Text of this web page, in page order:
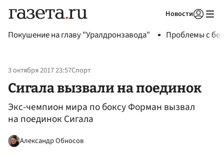
Новости
Покушение на главу "Уралдронзавода" Проблемы с
3 октября 2017 23:57Спорт
Сигала вызвали на поединок
Экс-чемпион мира по боксу Форман вызвал
на поединок Сигала
Александр Обносов